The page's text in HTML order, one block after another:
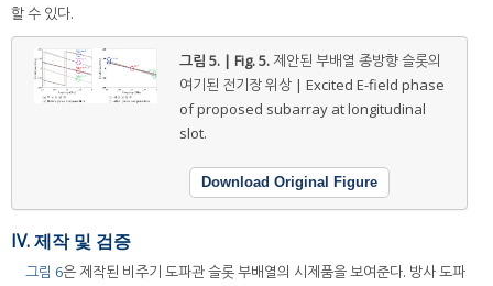
할 수 있다.
그림 5. | Fig. 5. 제안된 부배열 종방향 슬롯의
여기된 전기장 위상 | Excited E-field phase
of proposed subarray at longitudinal
slot.
Download Original Figure
IV. 제작 및 검증
그림 6은 제작된 비주기 도파관 슬롯 부배열의 시제품을 보여준다. 방사 도파